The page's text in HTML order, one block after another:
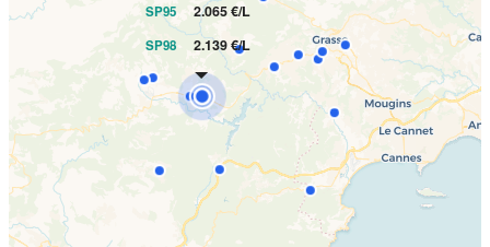
SP95 2.065 €/L
SP98 2.139 €/L